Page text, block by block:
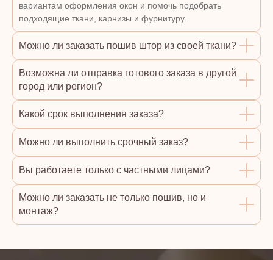
вариантам оформления окон и помочь подобрать
подходящие ткани, карнизы и фурнитуру.
Можно ли заказать пошив штор из своей ткани?
Возможна ли отправка готового заказа в другой
город или регион?
Какой срок выполнения заказа?
Можно ли выполнить срочный заказ?
Вы работаете только с частными лицами?
Можно ли заказать не только пошив, но и
монтаж?